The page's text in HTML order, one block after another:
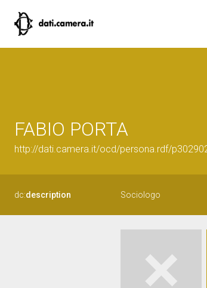
FABIO PORTA
http://dati.camera.it/ocd/persona.rdf/
dc:description Sociologo